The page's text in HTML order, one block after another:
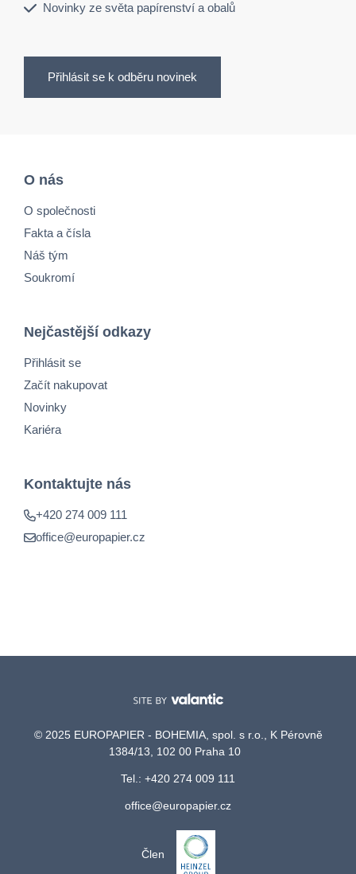
Novinky ze světa papírenství a obalů
Přihlásit se k odběru novinek
O nás
O společnosti
Fakta a čísla
Náš tým
Soukromí
Nejčastější odkazy
Přihlásit se
Začít nakupovat
Novinky
Kariéra
Kontaktujte nás
+420 274 009 111
office@europapier.cz
© 2025 EUROPAPIER - BOHEMIA, spol. s r.o., K Pérovně
1384/13, 102 00 Praha 10
Tel.: +420 274 009 111
office@europapier.cz
Člen